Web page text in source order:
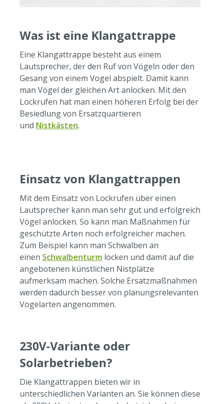
Was ist eine Klangattrappe
Eine Klangattrappe besteht aus einem
Lautsprecher, der den Ruf von Vögeln oder den
Gesang von einem Vogel abspielt. Damit kann
man Vögel der gleichen Art anlocken. Mit den
Lockrufen hat man einen höheren Erfolg bei der
Besiedlung von Ersatzquartieren
und Nistkästen.
Einsatz von Klangattrappen
Mit dem Einsatz von Lockrufen über einen
Lautsprecher kann man sehr gut und erfolgreich
Vögel anlocken. So kann man Maßnahmen für
geschützte Arten noch erfolgreicher machen.
Zum Beispiel kann man Schwalben an
einen Schwalbenturm locken und damit auf die
angebotenen künstlichen Nistplätze
aufmerksam machen. Solche Ersatzmaßnahmen
werden dadurch besser von planungsrelevanten
Vogelarten angenommen.
230V-Variante oder
Solarbetrieben?
Die Klangattrappen bieten wir in
unterschiedlichen Varianten an. Sie können diese